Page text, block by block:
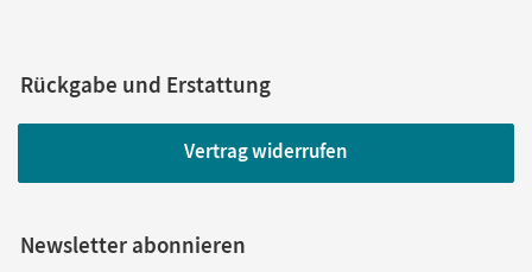
Rückgabe und Erstattung
Vertrag widerrufen
Newsletter abonnieren